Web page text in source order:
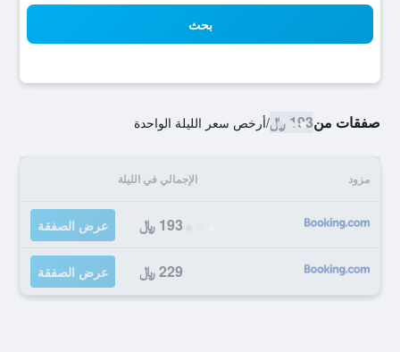
بحث
صفقات من193 ﷼ /أرخص سعر الليلة الواحدة
مزود الإجمالي في الليلة
193 ﷼ عرض الصفقة
229 ﷼ عرض الصفقة